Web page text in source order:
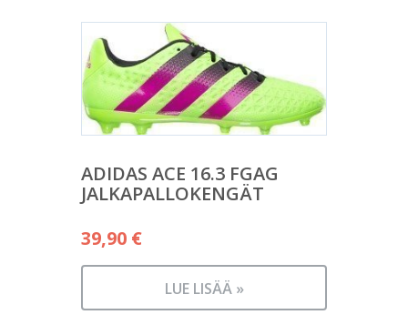
ADIDAS ACE 16.3 FGAG
JALKAPALLOKENGÄT
39,90 €
LUE LISÄÄ »